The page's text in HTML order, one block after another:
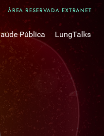
ÁREA RESERVADA EXTRANET
Pública LungTalks